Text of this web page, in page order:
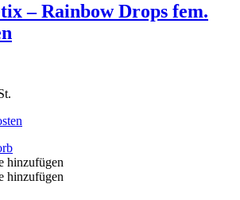
– Rainbow Drops fem.
hinzufügen
hinzufügen